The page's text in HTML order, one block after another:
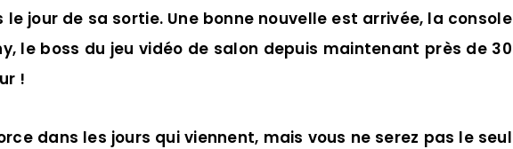
le jour de sa sortie. Une bonne nouvelle est arrivée, la console
le boss du jeu vidéo de salon depuis maintenant près de 30
!
dans les jours qui viennent, mais vous ne serez pas le seul